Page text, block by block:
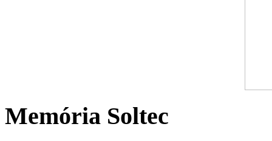
Memória Soltec